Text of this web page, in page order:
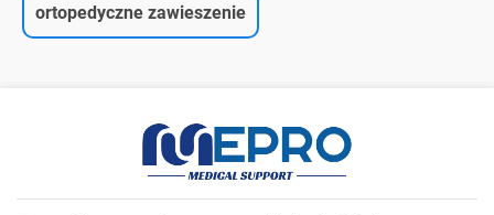
ortopedyczne zawieszenie